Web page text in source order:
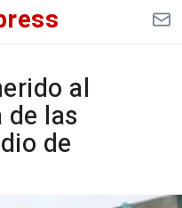
al
las
de